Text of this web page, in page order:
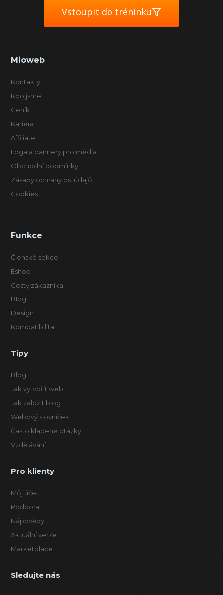
Vstoupit do tréninku
Mioweb
Kontakty
Kdo jsme
Ceník
Kariéra
Affiliate
Loga a bannery pro média
Obchodní podmínky
Zásady ochrany os. údajů
Cookies
Funkce
Členské sekce
Eshop
Cesty zákazníka
Blog
Design
Kompatibilita
Tipy
Blog
Jak vytvořit web
Jak založit blog
Webový slovníček
Často kladené otázky
Vzdělávání
Pro klienty
Můj účet
Podpora
Nápovědy
Aktuální verze
Marketplace
Sledujte nás